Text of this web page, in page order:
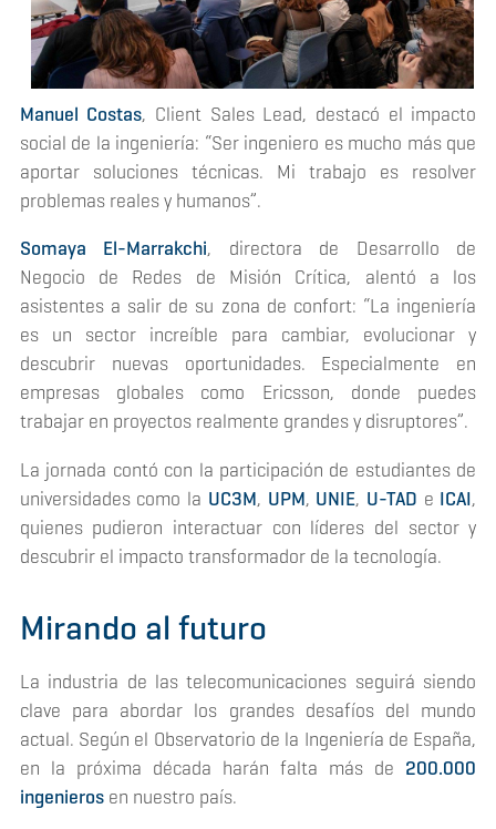
Manuel Costas, Client Sales Lead, destacó el impacto
social de la ingeniería: “Ser ingeniero es mucho más que
aportar soluciones técnicas. Mi trabajo es resolver
problemas reales y humanos”.
Somaya El-Marrakchi, directora de Desarrollo de
Negocio de Redes de Misión Crítica, alentó a los
asistentes a salir de su zona de confort: “La ingeniería
es un sector increíble para cambiar, evolucionar y
descubrir nuevas oportunidades. Especialmente en
empresas globales como Ericsson, donde puedes
trabajar en proyectos realmente grandes y disruptores”.
La jornada contó con la participación de estudiantes de
universidades como la UC3M, UPM, UNIE, U-TAD e ICAI,
quienes pudieron interactuar con líderes del sector y
descubrir el impacto transformador de la tecnología.
Mirando al futuro
La industria de las telecomunicaciones seguirá siendo
clave para abordar los grandes desafíos del mundo
actual. Según el Observatorio de la Ingeniería de España,
en la próxima década harán falta más de 200.000
ingenierosen nuestro país.